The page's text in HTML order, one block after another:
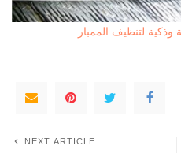
لتنظيف الممبار
NEXT ARTICLE